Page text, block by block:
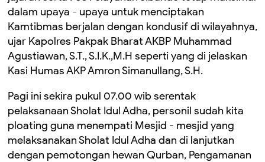
dalam upaya - upaya untuk menciptakan
Kamtibmas berjalan dengan kondusif di wilayahnya,
ujar Kapolres Pakpak Bharat AKBP Muhammad
Agustiawan, S.T., S.I.K.,M.H seperti yang di jelaskan
Kasi Humas AKP Amron Simanullang, S.H.
Pagi ini sekira pukul 07.00 wib serentak
pelaksanaan Sholat Idul Adha, personil sudah kita
ploating guna menempati Mesjid - mesjid yang
melaksanakan Sholat Idul Adha dan di lanjutkan
dengan pemotongan hewan Qurban, Pengamanan